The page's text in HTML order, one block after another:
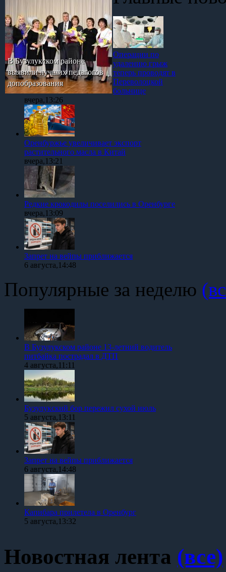
В Бузулукском районе
выявили лучших педагогов
допобразования
Операции по
удалению грыж
теперь проводят в
Переволоцкой
больнице
вчера,13:26
Оренбуржье увеличивает экспорт
растительного масла в Китай
вчера,13:21
Редкие крокодилы поселились в Оренбурге
вчера,13:09
Запрет на вейпы приближается
6 августа,14:48
Популярные за неделю
В Бузулукском районе 13-летний водитель
питбайка пострадал в ДТП
4 августа,11:11
Бузулукский бор пережил сухой июль
5 августа,13:11
Запрет на вейпы приближается
6 августа,14:48
Капибара прилетела в Оренбург
5 августа,13:32
Новостная лента (все)